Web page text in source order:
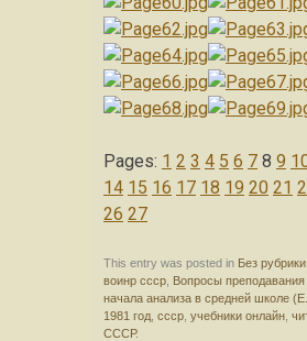
Pages: 1 2 3 4 5 6 7 8 9
14 15 16 17 18 19 20 21
26 27
This entry was posted in Без рубрики
воинр ссср Вопросы
начала анализа в средней школе
1981 год ссср учебники онлайн
СССР.